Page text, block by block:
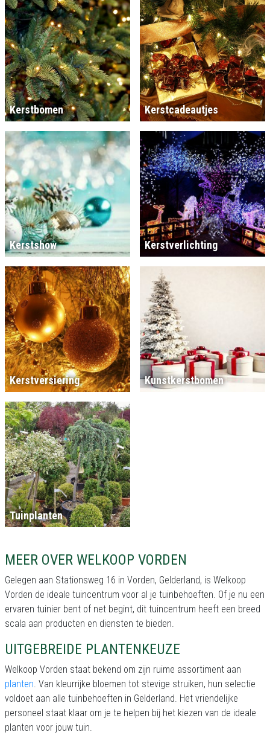
Kerstbomen Kerstcadeautjes
Kerstshow Kerstverlichting
Kerstversiering Kunstkerstbomen
Tuinplanten
MEER OVER WELKOOP VORDEN
Gelegen aan Stationsweg 16 in Vorden, Gelderland, is Welkoop
Vorden de ideale tuincentrum voor al je tuinbehoeften. Of je nu een
ervaren tuinier bent of net begint, dit tuincentrum heeft een breed
scala aan producten en diensten te bieden.
UITGEBREIDE PLANTENKEUZE
Welkoop Vorden staat bekend om zijn ruime assortiment aan
planten. Van kleurrijke bloemen tot stevige struiken, hun selectie
voldoet aan alle tuinbehoeften in Gelderland. Het vriendelijke
personeel staat klaar om je te helpen bij het kiezen van de ideale
planten voor jouw tuin.